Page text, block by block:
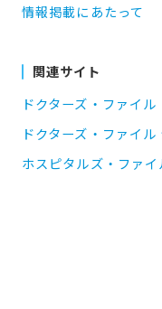
情報掲載にあたって
関連サイト
ドクターズ・ファイル
ドクターズ・ファイ
ホスピタルズ・ファイ